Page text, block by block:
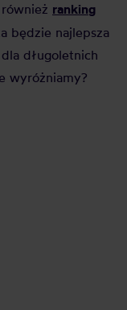
ranking
będzie najlepsza
długoletnich
wyróżniamy?